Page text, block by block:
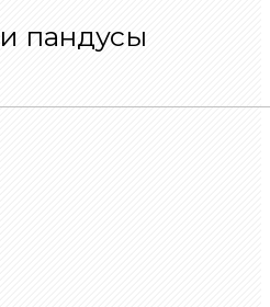
пандусы